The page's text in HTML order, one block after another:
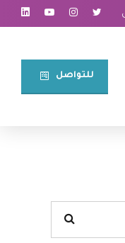
للتواصل⠀